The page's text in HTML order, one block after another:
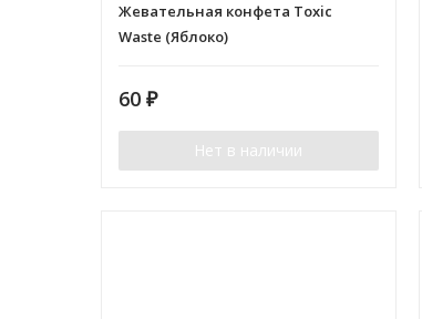
Жевательная конфета Toxic
Waste (Яблоко)
60 ₽
Нет в наличии